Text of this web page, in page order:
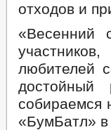
отходов и
«Весенний
любителей
достойный
собираемся
«БумБатл»